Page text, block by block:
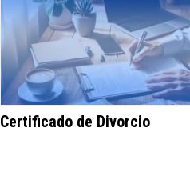
Certificado de Divorcio